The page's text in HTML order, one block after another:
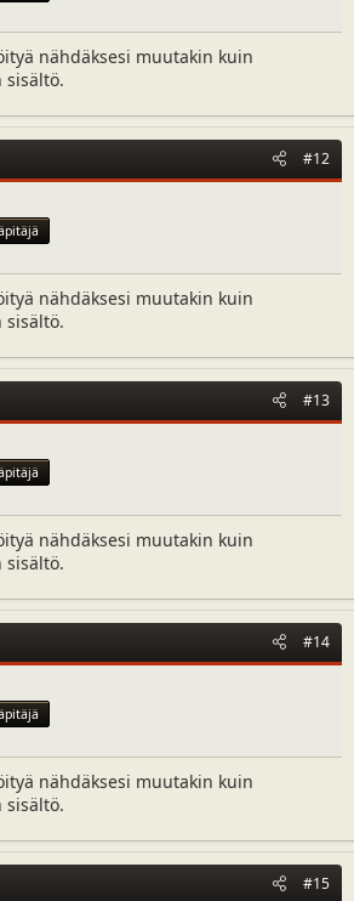
nähdäksesi muutakin kuin
sisältö.
#12
nähdäksesi muutakin kuin
sisältö.
#13
nähdäksesi muutakin kuin
sisältö.
#14
nähdäksesi muutakin kuin
sisältö.
#15